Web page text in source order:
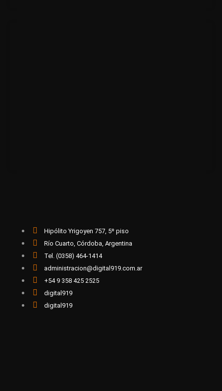
Hipólito Yrigoyen 757, 5º piso
Río Cuarto, Córdoba, Argentina
Tel. (0358) 464-1414
administracion@digital919.com.ar
+54 9 358 425 2525
digital919
digital919